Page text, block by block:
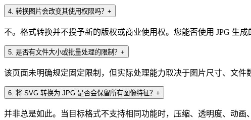
4. 转换图片会改变其使用权限吗？ +
不。格式转换并不授予新的版权或商业使用权。您能否使用 JPG 生
5. 是否有文件大小或批量处理的限制？ +
该页面未明确规定固定限制，但实际处理能力取决于图片尺寸、文
6. 将 SVG 转换为 JPG 是否会保留所有图像特征？ +
并非总是如此。当目标格式不支持相同功能时，压缩、透明度、动